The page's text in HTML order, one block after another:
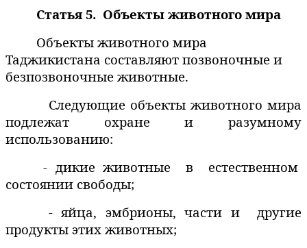
Статья 5. Объекты животного мира
Объекты животного мира
Таджикистана составляют позвоночные и
безпозвоночные животные.
Следующие объекты животного мира
подлежат охране и разумному
использованию:
- дикие животные
в
естественном
состоянии свободы;
- яйца, эмбрионы, части и
другие
продукты этих животных;